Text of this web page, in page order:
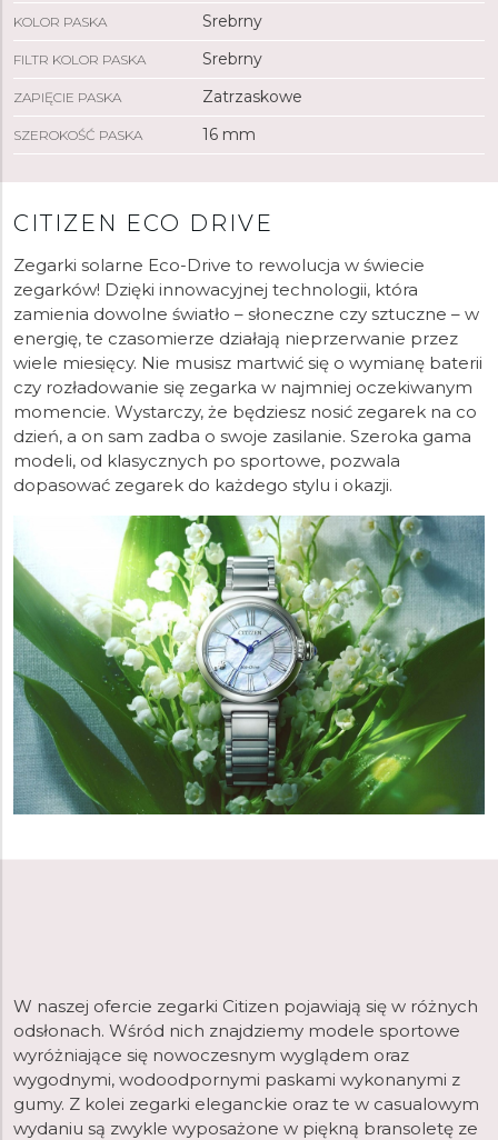
KOLOR PASKA Srebrny
FILTR KOLOR PASKA Srebrny
ZAPIĘCIE PASKA Zatrzaskowe
SZEROKOŚĆ PASKA 16 mm
CITIZEN ECO DRIVE
Zegarki solarne Eco-Drive to rewolucja w świecie
zegarków! Dzięki innowacyjnej technologii, która
zamienia dowolne światło – słoneczne czy sztuczne – w
energię, te czasomierze działają nieprzerwanie przez
wiele miesięcy. Nie musisz martwić się o wymianę baterii
czy rozładowanie się zegarka w najmniej oczekiwanym
momencie. Wystarczy, że będziesz nosić zegarek na co
dzień, a on sam zadba o swoje zasilanie. Szeroka gama
modeli, od klasycznych po sportowe, pozwala
dopasować zegarek do każdego stylu i okazji.
W naszej ofercie zegarki Citizen pojawiają się w różnych
odsłonach. Wśród nich znajdziemy modele sportowe
wyróżniające się nowoczesnym wyglądem oraz
wygodnymi, wodoodpornymi paskami wykonanymi z
gumy. Z kolei zegarki eleganckie oraz te w casualowym
wydaniu są zwykle wyposażone w piękną bransoletę ze